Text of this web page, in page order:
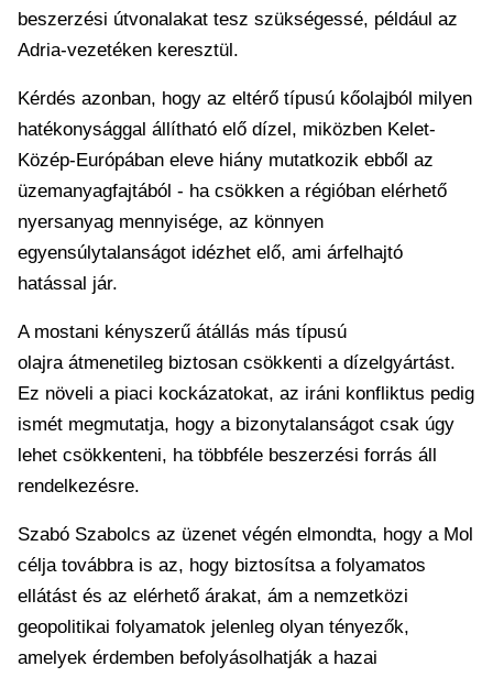
beszerzési útvonalakat tesz szükségessé, például az
Adria-vezetéken keresztül.
Kérdés azonban, hogy az eltérő típusú kőolajból milyen
hatékonysággal állítható elő dízel, miközben Kelet-
Közép-Európában eleve hiány mutatkozik ebből az
üzemanyagfajtából - ha csökken a régióban elérhető
nyersanyag mennyisége, az könnyen
egyensúlytalanságot idézhet elő, ami árfelhajtó
hatással jár.
A mostani kényszerű átállás más típusú
olajra átmenetileg biztosan csökkenti a dízelgyártást.
Ez növeli a piaci kockázatokat, az iráni konfliktus pedig
ismét megmutatja, hogy a bizonytalanságot csak úgy
lehet csökkenteni, ha többféle beszerzési forrás áll
rendelkezésre.
Szabó Szabolcs az üzenet végén elmondta, hogy a Mol
célja továbbra is az, hogy biztosítsa a folyamatos
ellátást és az elérhető árakat, ám a nemzetközi
geopolitikai folyamatok jelenleg olyan tényezők,
amelyek érdemben befolyásolhatják a hazai